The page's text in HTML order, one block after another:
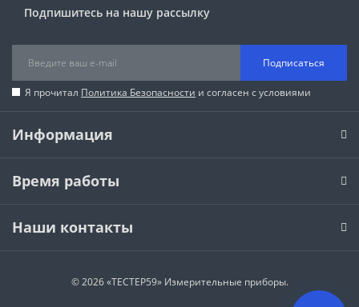
Подпишитесь на нашу рассылку
Подписаться
Я прочитал Политика Безопасности и согласен с условиями
Информация
Время работы
Наши контакты
© 2026 «ТЕСТЕР59» Измерительные приборы.